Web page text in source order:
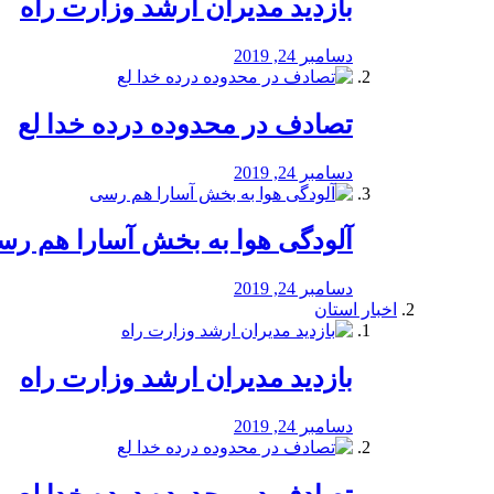
بازدید مدیران ارشد وزارت راه
دسامبر 24, 2019
تصادف در محدوده درده خدا لع
دسامبر 24, 2019
آلودگی هوا به بخش آسارا هم
دسامبر 24, 2019
اخبار استان
بازدید مدیران ارشد وزارت راه
دسامبر 24, 2019